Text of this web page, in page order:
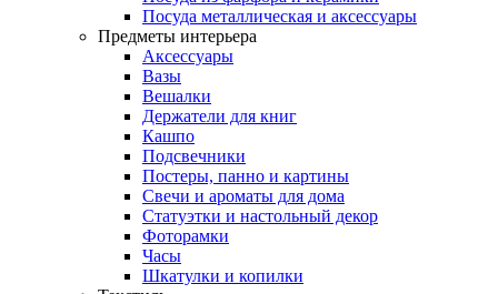
Посуда металлическая и аксессуары
Предметы интерьера
Аксессуары
Вазы
Вешалки
Держатели для книг
Кашпо
Подсвечники
Постеры, панно и картины
Свечи и ароматы для дома
Статуэтки и настольный декор
Фоторамки
Часы
Шкатулки и копилки